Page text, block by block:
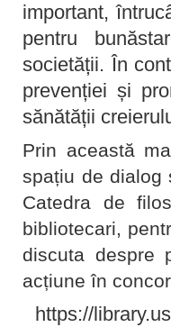
important,
pentru
societății. În
prevenției și
sănătății
Prin această
spațiu de dialog
Catedra de
bibliotecari,
discuta despre
acțiune în
https://